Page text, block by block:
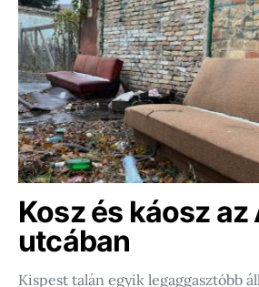
Kosz és káosz az
utcában
Kispest talán egyik legaggasztóbb